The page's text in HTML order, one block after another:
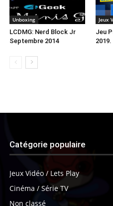
Unboxing
LCDMG: Nerd Block Jr
Septembre 2014
Jeux
Jeu
2019.
Catégorie populaire
Jeux Vidéo / Lets Play
Cinéma / Série TV
Non classé